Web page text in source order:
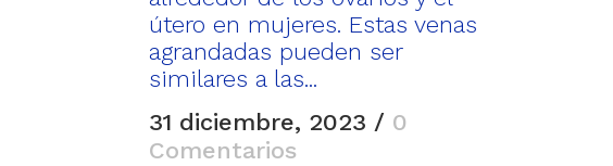
útero en mujeres. Estas venas
agrandadas pueden ser
similares a las...
31 diciembre, 2023 / 0
Comentarios